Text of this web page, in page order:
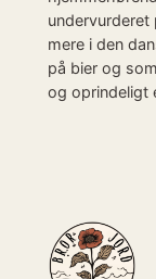
mere i den
på bier og
og oprindeligt